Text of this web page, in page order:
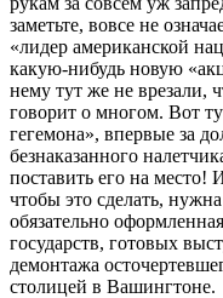
заметьте, вовсе не
«лидер американской
какую-нибудь новую
нему тут же не врезали,
говорит о многом. Вот
гегемона», впервые за
безнаказанного
поставить его на место!
чтобы это сделать,
обязательно
государств, готовых
демонтажа
столицей в Вашингтоне.